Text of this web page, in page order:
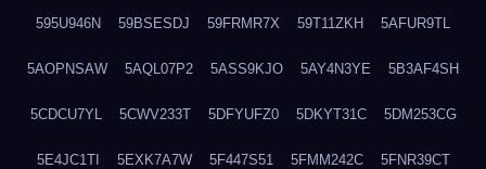
595U946N 59BSESDJ 59FRMR7X 59T11ZKH 5AFUR9TL
5AOPNSAW 5AQL07P2 5ASS9KJO 5AY4N3YE 5B3AF4SH
5CDCU7YL 5CWV233T 5DFYUFZ0 5DKYT31C 5DM253CG
5E4JC1TI 5EXK7A7W 5F447S51 5FMM242C 5FNR39CT